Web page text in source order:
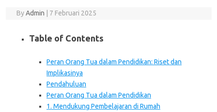
ByAdmin 7 Februari 2025
Table of Contents
Peran Orang Tua dalam Pendidikan: Riset dan
Implikasinya
Pendahuluan
Peran Orang Tua dalam Pendidikan
1. Mendukung Pembelajaran di Rumah